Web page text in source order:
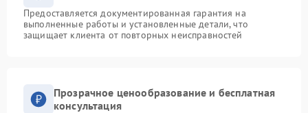
Предоставляется документированная гарантия на
выполненные работы и установленные детали, что
защищает клиента от повторных неисправностей
Прозрачное ценообразование и бесплатная
консультация